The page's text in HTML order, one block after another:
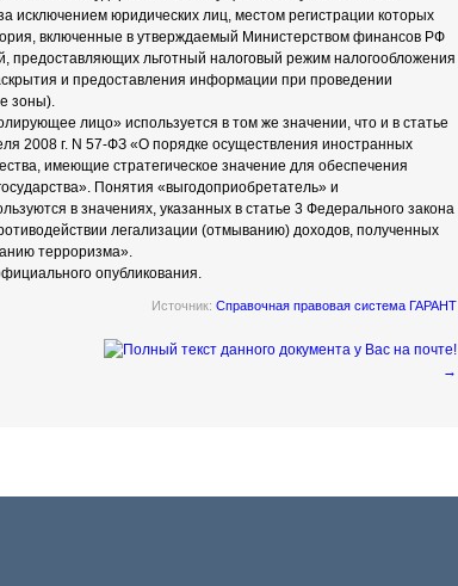
исключением юридических лиц, местом регистрации которых
включенные в утверждаемый Министерством финансов РФ
предоставляющих льготный налоговый режим налогообложения
и предоставления информации при проведении
зоны).
лицо» используется в том же значении, что и в статье
2008 г. N 57-ФЗ «О порядке осуществления иностранных
имеющие стратегическое значение для обеспечения
Понятия «выгодоприобретатель» и
в значениях, указанных в статье 3 Федерального закона
легализации (отмыванию) доходов, полученных
терроризма».
опубликования.
Источник: Справочная правовая система ГАРАНТ
→